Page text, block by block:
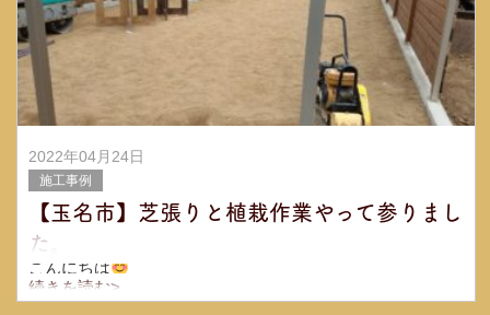
2022年04月24日
施工事例
【玉名市】芝張りと植栽作業やって参りまし
た。
こんにちは
功刀造園代表の功刀です
続きを読む>